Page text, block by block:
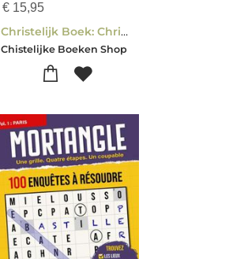
€ 15,95
Christelijk Boek: Christelijk Kleurboek voor Volwassenen - Kleur de Spreuken
Chistelijke Boeken Shop